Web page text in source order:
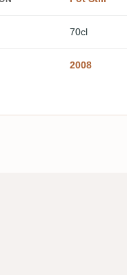
70cl
2008